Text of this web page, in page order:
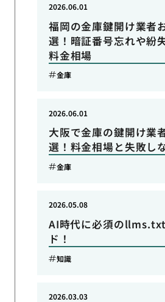
福岡の金庫鍵開け業者
選！暗証番号忘れや紛
料金相場
2026.06.01
金庫
大阪で金庫の鍵開け業
選！料金相場と失敗し
2026.06.01
金庫
AI時代に必須の
ド！
2026.05.08
知識
2026.03.03